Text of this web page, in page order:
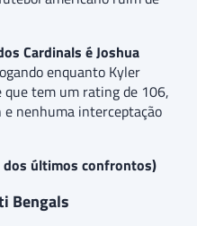
Cardinals é Joshua
enquanto Kyler
que tem um rating de 106,
nenhuma interceptação
dos últimos confrontos)
Bengals